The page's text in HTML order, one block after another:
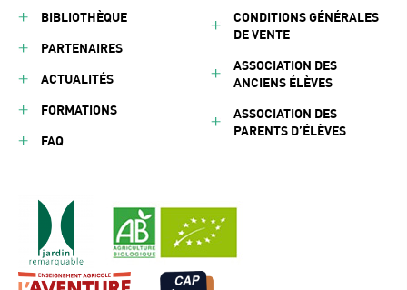
BIBLIOTHÈQUE
PARTENAIRES
ACTUALITÉS
FORMATIONS
FAQ
CONDITIONS GÉNÉRALES
DE VENTE
ASSOCIATION DES
ANCIENS ÉLÈVES
ASSOCIATION DES
PARENTS D’ÉLÈVES